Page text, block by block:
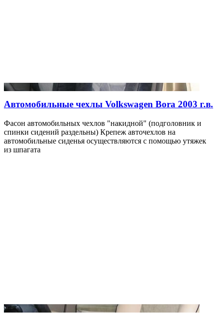
Автомобильные чехлы Volkswagen Bora 2003 г.в.
Фасон автомобильных чехлов "накидной" (подголовник и
спинки сидений раздельны) Крепеж авточехлов на
автомобильные сиденья осуществляются с помощью утяжек
из шпагата